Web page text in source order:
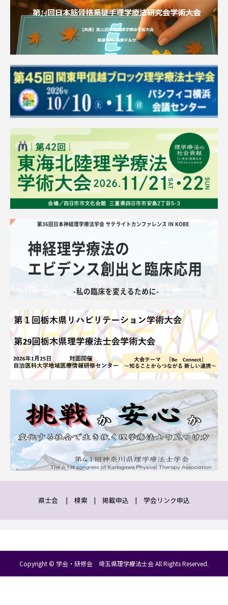
県士会 | 検索 | 掲載申込 | 学会リンク申込
Copyright © 学会・研修会 埼玉県理学療法士会 All Rights Reserved.